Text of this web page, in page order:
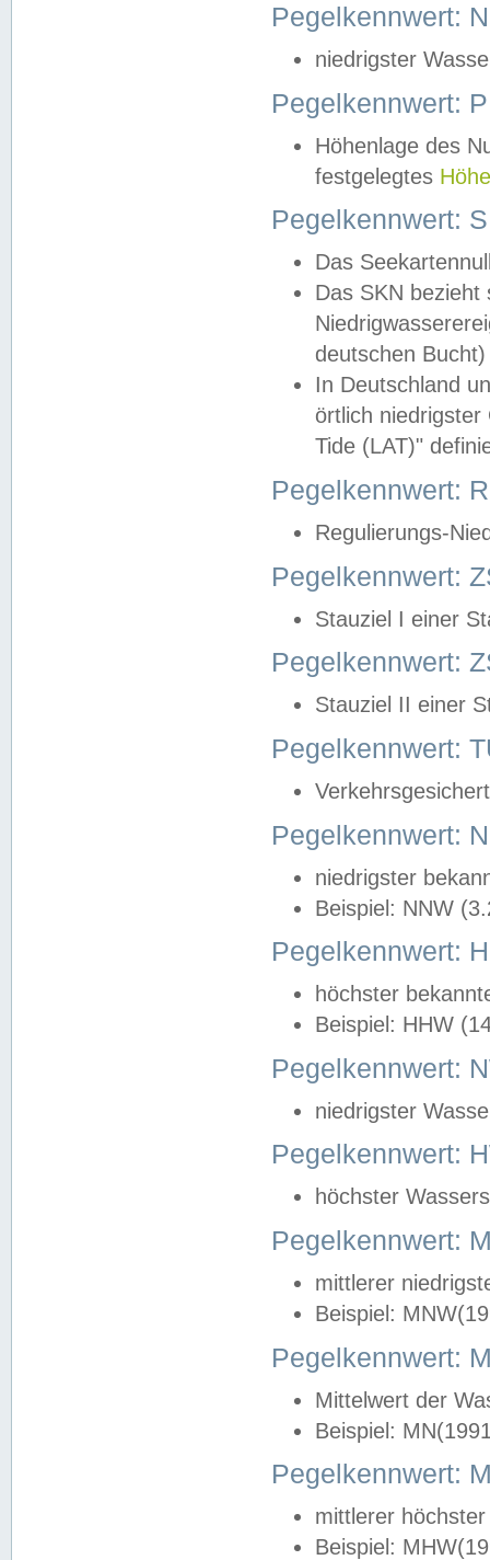
Pegelkennwert:
niedrigster
Pegelkennwert:
Höhenlage des
festgelegtes
Pegelkennwert:
Das
Das SKN
deutschen
In Deutschland
örtlich
Tide (LAT)"
Pegelkennwert:
Regulierungs-
Pegelkennwert:
Stauziel I einer
Pegelkennwert:
Stauziel II einer
Pegelkennwert:
Pegelkennwert:
niedrigster
Beispiel: NNW
Pegelkennwert:
höchster
Beispiel: HHW
Pegelkennwert:
niedrigster
Pegelkennwert:
höchster
Pegelkennwert:
mittlerer
Beispiel:
Pegelkennwert:
Mittelwert der
Beispiel:
Pegelkennwert:
mittlerer
Beispiel: